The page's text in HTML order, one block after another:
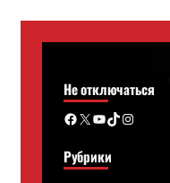
Не отключаться
Facebook X YouTube TikTok Instagram
Рубрики